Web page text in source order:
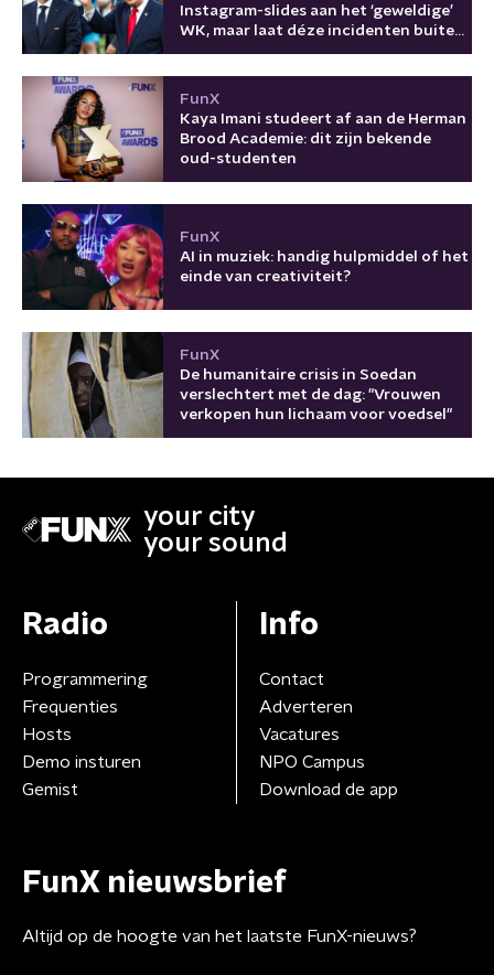
Instagram-slides aan het ‘geweldige’
WK, maar laat déze incidenten buiten
FunX
Kaya Imani studeert af aan de Herman
Brood Academie: dit zijn bekende
oud-studenten
FunX
AI in muziek: handig hulpmiddel of het
einde van creativiteit?
FunX
De humanitaire crisis in Soedan
verslechtert met de dag: "Vrouwen
verkopen hun lichaam voor voedsel"
your city
your sound
Radio
Programmering
Frequenties
Hosts
Demo insturen
Gemist
Info
Contact
Adverteren
Vacatures
NPO Campus
Download de app
FunX nieuwsbrief
Altijd op de hoogte van het laatste FunX-nieuws?